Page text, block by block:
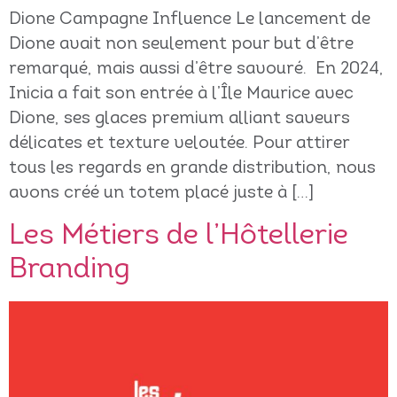
Dione Campagne Influence Le lancement de
Dione avait non seulement pour but d’être
remarqué, mais aussi d’être savouré. En 2024,
Inicia a fait son entrée à l’Île Maurice avec
Dione, ses glaces premium alliant saveurs
délicates et texture veloutée. Pour attirer
tous les regards en grande distribution, nous
avons créé un totem placé juste à […]
Les Métiers de l’Hôtellerie
Branding